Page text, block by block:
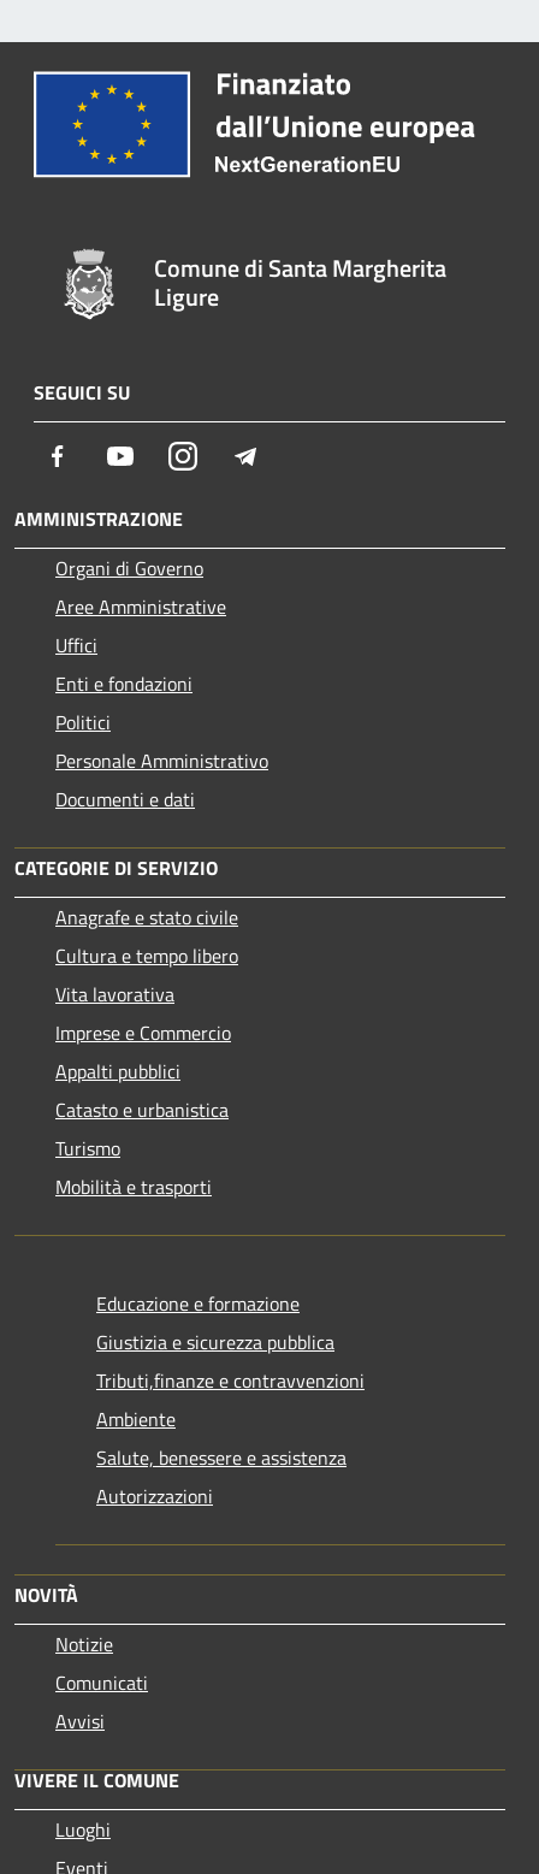
Comune di Santa Margherita
Ligure
SEGUICI SU
Facebook YoutubeInstagram
AMMINISTRAZIONE
Organi di Governo
Aree Amministrative
Uffici
Enti e fondazioni
Politici
Personale Amministrativo
Documenti e dati
CATEGORIE DI SERVIZIO
Anagrafe e stato civile
Cultura e tempo libero
Vita lavorativa
Imprese e Commercio
Appalti pubblici
Catasto e urbanistica
Turismo
Mobilità e trasporti
Educazione e formazione
Giustizia e sicurezza pubblica
Tributi,finanze e contravvenzioni
Ambiente
Salute, benessere e assistenza
Autorizzazioni
NOVITÀ
Notizie
Comunicati
Avvisi
VIVERE IL COMUNE
Luoghi
Eventi